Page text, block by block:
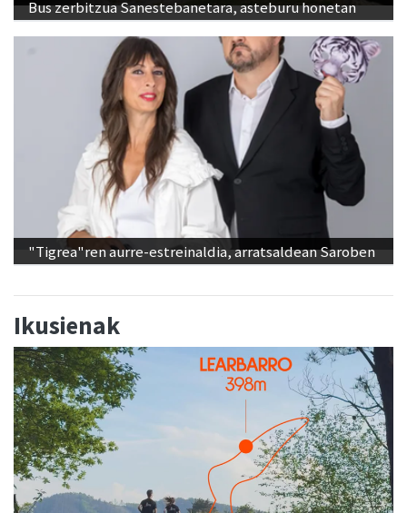
Bus zerbitzua Sanestebanetara, asteburu honetan
"Tigrea"ren aurre-estreinaldia, arratsaldean Saroben
Ikusienak